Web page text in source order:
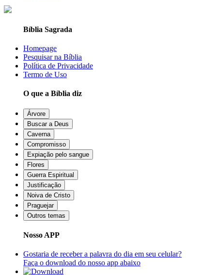
Bíblia Sagrada
Homepage
Pesquisar na Bíblia
Política de Privacidade
Termo de Uso
O que a Bíblia diz
Árvore
Buscar a Deus
Caverna
Compromisso
Expiação pelo sangue
Flores
Guerra Espiritual
Justificação
Noiva de Cristo
Praguejar
Outros temas
Nosso APP
Gostaria de receber a palavra do dia em seu celular?
Faça o download do nosso app abaixo